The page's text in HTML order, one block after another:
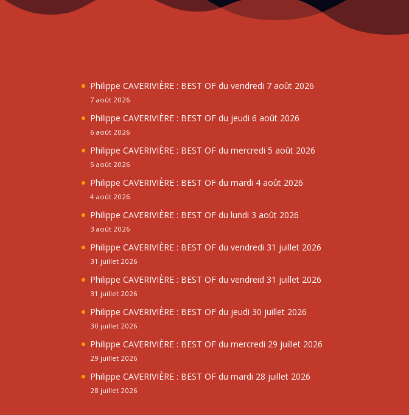
Philippe CAVERIVIÈRE : BEST OF du vendredi 7 août 2026
7 août 2026
Philippe CAVERIVIÈRE : BEST OF du jeudi 6 août 2026
6 août 2026
Philippe CAVERIVIÈRE : BEST OF du mercredi 5 août 2026
5 août 2026
Philippe CAVERIVIÈRE : BEST OF du mardi 4 août 2026
4 août 2026
Philippe CAVERIVIÈRE : BEST OF du lundi 3 août 2026
3 août 2026
Philippe CAVERIVIÈRE : BEST OF du vendredi 31 juillet 2026
31 juillet 2026
Philippe CAVERIVIÈRE : BEST OF du vendreid 31 juillet 2026
31 juillet 2026
Philippe CAVERIVIÈRE : BEST OF du jeudi 30 juillet 2026
30 juillet 2026
Philippe CAVERIVIÈRE : BEST OF du mercredi 29 juillet 2026
29 juillet 2026
Philippe CAVERIVIÈRE : BEST OF du mardi 28 juillet 2026
28 juillet 2026